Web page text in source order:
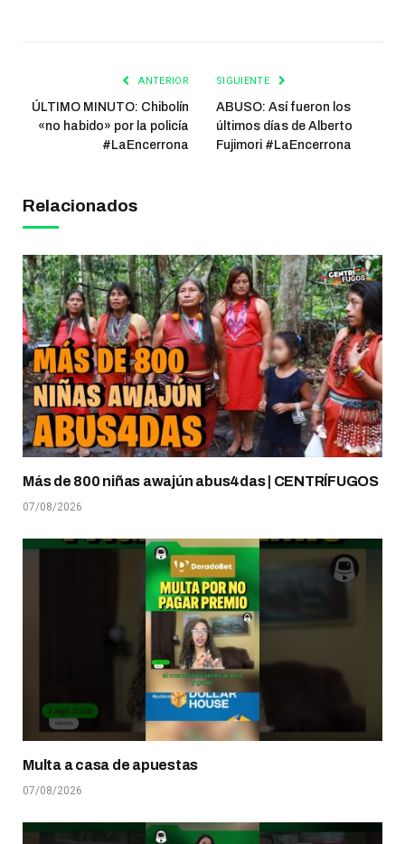
ANTERIOR
ÚLTIMO MINUTO: Chibolín
«no habido» por la policía
#LaEncerrona
SIGUIENTE
ABUSO: Así fueron los
últimos días de Alberto
Fujimori #LaEncerrona
Relacionados
Más de 800 niñas awajún abus4das | CENTRÍFUGOS
07/08/2026
Multa a casa de apuestas
07/08/2026